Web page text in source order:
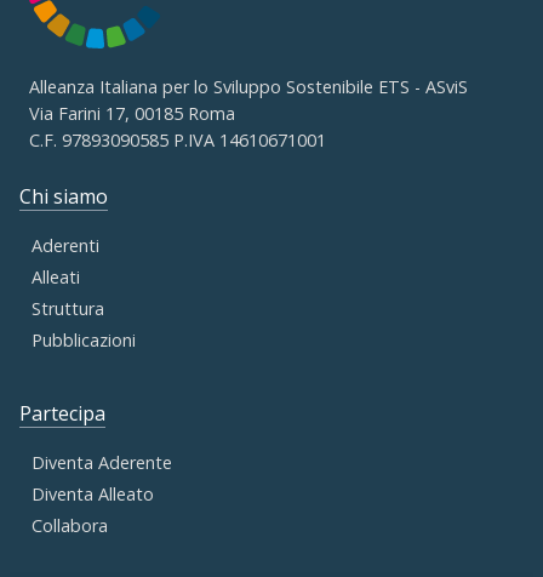
Alleanza Italiana per lo Sviluppo Sostenibile ETS - ASviS
Via Farini 17, 00185 Roma
C.F. 97893090585 P.IVA 14610671001
Chi siamo
Aderenti
Alleati
Struttura
Pubblicazioni
Partecipa
Diventa Aderente
Diventa Alleato
Collabora